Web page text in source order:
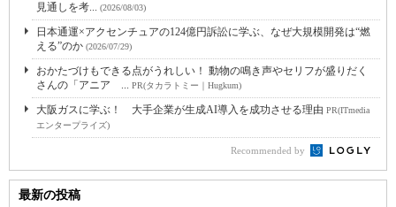
見通しを考... (2026/08/03)
日本通運×アクセンチュアの124億円訴訟に学ぶ、なぜ大規模開発は“燃
える”のか (2026/07/29)
おかたづけもできる点がうれしい！ 動物の鳴き声やセリフが盛りだく
さんの「アニア ... PR(タカラトミー｜Hugkum)
大阪ガスに学ぶ！ 大手企業が生成AI導入を成功させる理由 PR(ITmedia
エンタープライズ)
Recommended by
最新の投稿